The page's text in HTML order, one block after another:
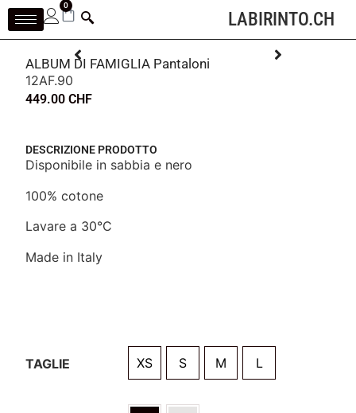
0
LABIRINTO.CH
ALBUM DI FAMIGLIA Pantaloni
12AF.90
449.00 CHF
DESCRIZIONE PRODOTTO
Disponibile in sabbia e nero
100% cotone
Lavare a 30°C
Made in Italy
TAGLIE XS S M L